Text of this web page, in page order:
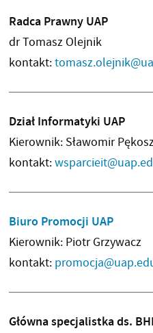
Radca Prawny UAP
dr Tomasz Olejnik
kontakt:
Dział Informatyki UAP
Kierownik: Sławomir
kontakt:
Biuro Promocji UAP
Kierownik: Piotr Grzywacz
kontakt:
Główna specjalistka ds.